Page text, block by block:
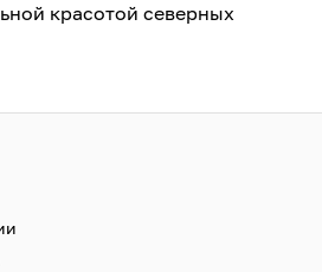
красотой северных